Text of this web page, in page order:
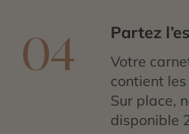
04 Partez
Votre
contient
Sur place,
disponible